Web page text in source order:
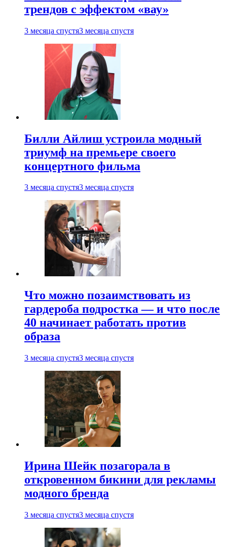
трендов с эффектом «вау»
3 месяца спустя3 месяца спустя
Билли Айлиш устроила модный
триумф на премьере своего
концертного фильма
3 месяца спустя3 месяца спустя
Что можно позаимствовать из
гардероба подростка — и что после
40 начинает работать против
образа
3 месяца спустя3 месяца спустя
Ирина Шейк позагорала в
откровенном бикини для рекламы
модного бренда
3 месяца спустя3 месяца спустя